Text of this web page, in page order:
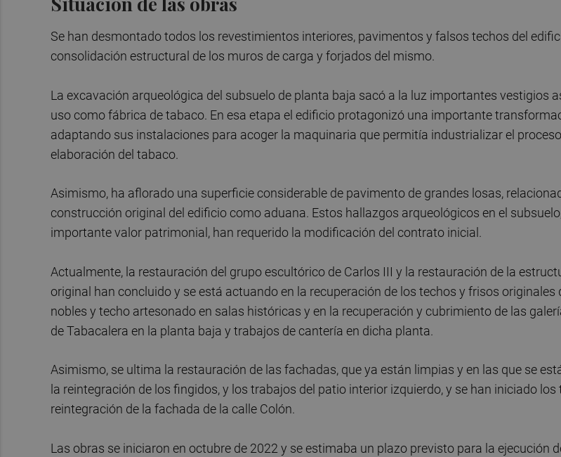
Se han desmontado todos los revestimientos interiores, pavimentos y falsos techos del
consolidación estructural de los muros de carga y forjados del mismo.
La excavación arqueológica del subsuelo de planta baja sacó a la luz importantes vestigios
uso como fábrica de tabaco. En esa etapa el edificio protagonizó una importante
adaptando sus instalaciones para acoger la maquinaria que permitía industrializar el
elaboración del tabaco.
Asimismo, ha aflorado una superficie considerable de pavimento de grandes losas,
construcción original del edificio como aduana. Estos hallazgos arqueológicos en el
importante valor patrimonial, han requerido la modificación del contrato inicial.
Actualmente, la restauración del grupo escultórico de Carlos III y la restauración de la
original han concluido y se está actuando en la recuperación de los techos y frisos originales
nobles y techo artesonado en salas históricas y en la recuperación y cubrimiento de las
de Tabacalera en la planta baja y trabajos de cantería en dicha planta.
Asimismo, se ultima la restauración de las fachadas, que ya están limpias y en las que se
la reintegración de los fingidos, y los trabajos del patio interior izquierdo, y se han iniciado los
reintegración de la fachada de la calle Colón.
Las obras se iniciaron en octubre de 2022 y se estimaba un plazo previsto para la ejecución